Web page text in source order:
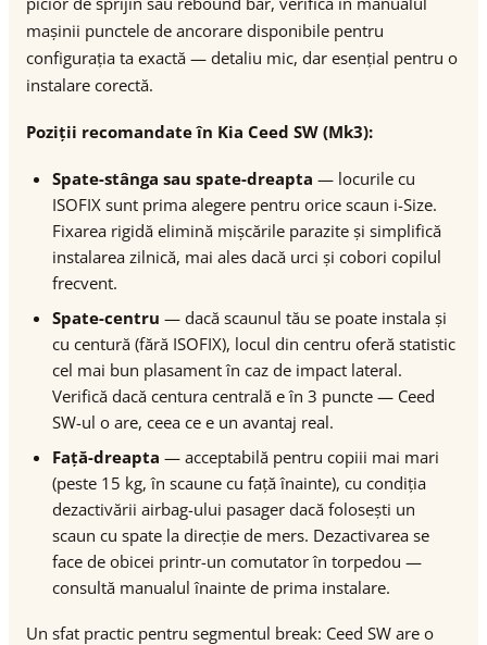
mașinii punctele de ancorare disponibile pentru
configurația ta exactă — detaliu mic, dar esențial pentru o
instalare corectă.
Poziții recomandate în Kia Ceed SW (Mk3):
Spate-stânga sau spate-dreapta — locurile cu
ISOFIX sunt prima alegere pentru orice scaun i-Size.
Fixarea rigidă elimină mișcările parazite și simplifică
instalarea zilnică, mai ales dacă urci și cobori copilul
frecvent.
Spate-centru — dacă scaunul tău se poate instala și
cu centură (fără ISOFIX), locul din centru oferă statistic
cel mai bun plasament în caz de impact lateral.
Verifică dacă centura centrală e în 3 puncte — Ceed
SW-ul o are, ceea ce e un avantaj real.
Față-dreapta — acceptabilă pentru copiii mai mari
(peste 15 kg, în scaune cu față înainte), cu condiția
dezactivării airbag-ului pasager dacă folosești un
scaun cu spate la direcție de mers. Dezactivarea se
face de obicei printr-un comutator în torpedou —
consultă manualul înainte de prima instalare.
Un sfat practic pentru segmentul break: Ceed SW are o